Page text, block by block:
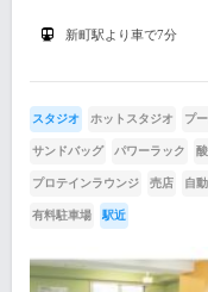
新町駅より車で7分
スタジオ ホットスタジオ プ
サンドバッグ パワーラック
プロテインラウンジ 売店 自
有料駐車場 駅近